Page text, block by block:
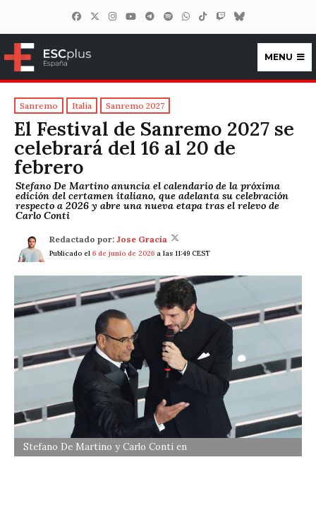
ESCplus España
MENU
Sanremo Italia Sanremo 2027
El Festival de Sanremo 2027 se
celebrará del 16 al 20 de
febrero
Stefano De Martino anuncia el calendario de la próxima
edición del certamen italiano, que adelanta su celebración
respecto a 2026 y abre una nueva etapa tras el relevo de
Carlo Conti
Redactado por: Jose Gracia
Publicado el 6 de junio de 2026 a las 11:49 CEST
Stefano De Martino y Carlo Conti en